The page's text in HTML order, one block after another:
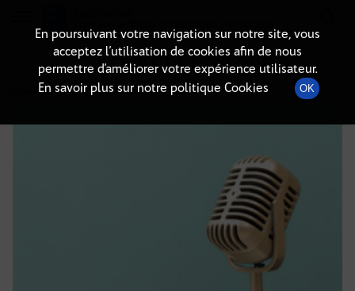
DÉTAILS DE L'ÉPISODE
29 septembre 2024à 4h59, durée : Invalid date
En poursuivant votre navigation sur notre site, vous
acceptez l’utilisation de cookies afin de nous
permettre d’améliorer votre expérience utilisateur.
En savoir plus sur notre politique Cookies
OK